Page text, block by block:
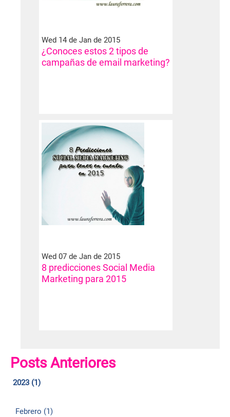
Wed 14 de Jan de 2015
¿Conoces estos 2 tipos de
campañas de email marketing?
Wed 07 de Jan de 2015
8 predicciones Social Media
Marketing para 2015
Posts Anteriores
2023 (1)
Febrero (1)